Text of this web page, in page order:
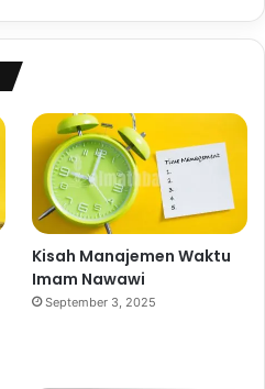
Kisah Manajemen Waktu
Imam Nawawi
September 3, 2025